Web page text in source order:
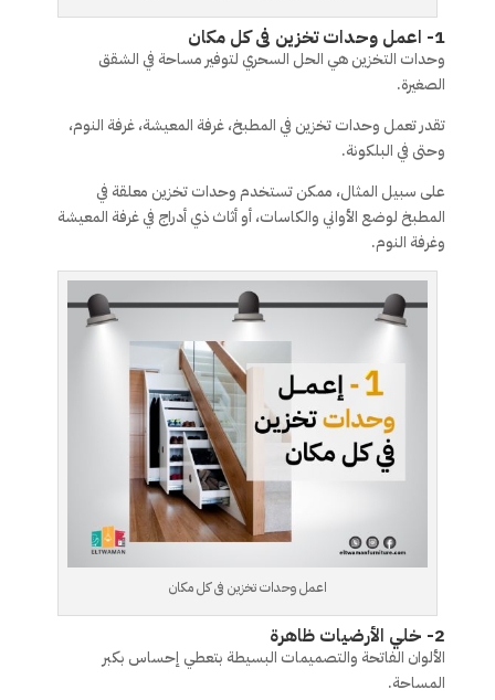
1- اعمل وحدات تخزين فى كل مكان
وحدات التخزين هي الحل السحري لتوفير مساحة في الشقق
الصغيرة.
تقدر تعمل وحدات تخزين في المطبخ، غرفة المعيشة، غرفة النوم،
وحتى في البلكونة.
على سبيل المثال، ممكن تستخدم وحدات تخزين معلقة في
المطبخ لوضع الأواني والكاسات، أو أثاث ذي أدراج في غرفة المعيشة
وغرفة النوم.
اعمل وحدات تخزين فى كل مكان
2- خلي الأرضيات ظاهرة
الألوان الفاتحة والتصميمات البسيطة بتعطي إحساس بكبر
المساحة.